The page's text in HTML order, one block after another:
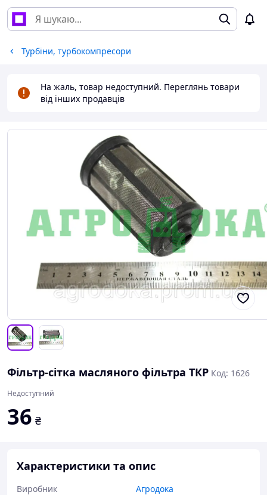
Турбіни, турбокомпресори
На жаль, товар недоступний. Переглянь товари
від інших продавців
Фільтр-сітка масляного фільтра ТКР Код: 1626
Недоступний
36 ₴
Характеристики та опис
Виробник
Агродока